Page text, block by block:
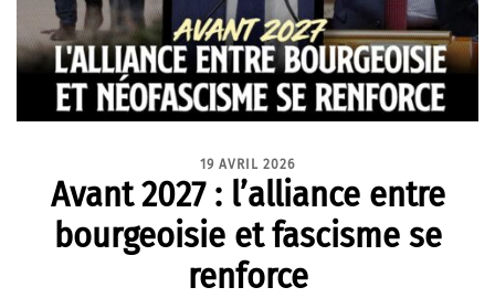
19 AVRIL 2026
Avant 2027 : l’alliance entre
bourgeoisie et fascisme se
renforce